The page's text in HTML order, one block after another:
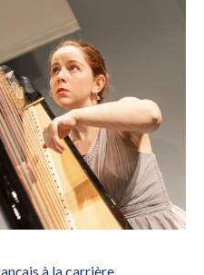
à la carrière